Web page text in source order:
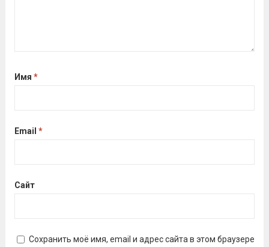
Имя *
Email *
Сайт
Сохранить моё имя, email и адрес сайта в этом браузере